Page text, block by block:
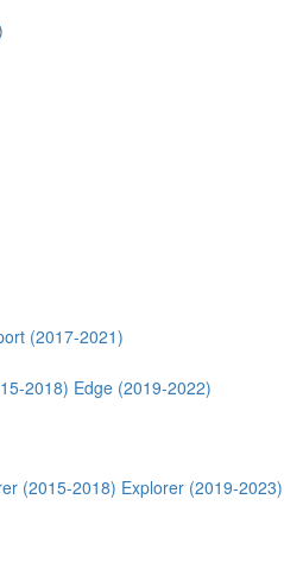
(2017-2021)
2018) Edge (2019-2022)
(2015-2018) Explorer (2019-2023)